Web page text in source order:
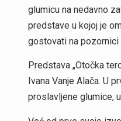
glumicu na nedavno
predstave u kojoj je
gostovati na pozornici
Predstava „Otočka
Ivana Vanje Alača. U
proslavljene glumice,